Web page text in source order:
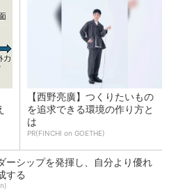
【西野亮廣】つくりたいもの
を追求できる環境の作り方と
は
PR(FINCHI on GOETHE)
ーシップを発揮し、自分より優れ
する